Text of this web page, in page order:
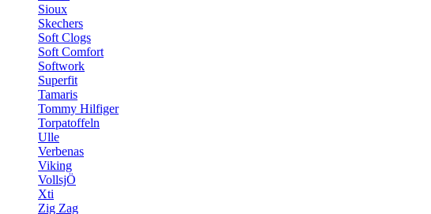
Sioux
Skechers
Soft Clogs
Soft Comfort
Softwork
Superfit
Tamaris
Tommy Hilfiger
Torpatoffeln
Ulle
Verbenas
Viking
VollsjÖ
Xti
Zig Zag